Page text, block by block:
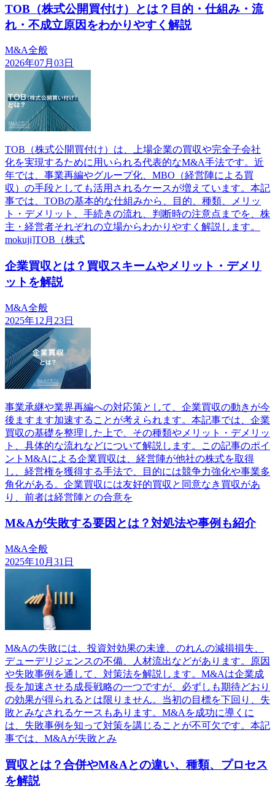
TOB（株式公開買付け）とは？目的・仕組み・流
れ・不成立原因をわかりやすく解説
M&A全般
2026年07月03日
TOB（株式公開買付け）は、上場企業の買収や完全子会社
化を実現するために用いられる代表的なM&A手法です。近
年では、事業再編やグループ化、MBO（経営陣による買
収）の手段としても活用されるケースが増えています。本記
事では、TOBの基本的な仕組みから、目的、種類、メリッ
ト・デメリット、手続きの流れ、判断時の注意点までを、株
主・経営者それぞれの立場からわかりやすく解説します。
mokuji]TOB（株式
企業買収とは？買収スキームやメリット・デメリ
ットを解説
M&A全般
2025年12月23日
事業承継や業界再編への対応策として、企業買収の動きが今
後ますます加速することが考えられます。本記事では、企業
買収の基礎を整理した上で、その種類やメリット・デメリッ
ト、具体的な流れなどについて解説します。この記事のポイ
ントM&Aによる企業買収は、経営陣が他社の株式を取得
し、経営権を獲得する手法で、目的には競争力強化や事業多
角化がある。企業買収には友好的買収と同意なき買収があ
り、前者は経営陣との合意を
M&Aが失敗する要因とは？対処法や事例も紹介
M&A全般
2025年10月31日
M&Aの失敗には、投資対効果の未達、のれんの減損損失、
デューデリジェンスの不備、人材流出などがあります。原因
や失敗事例を通して、対策法を解説します。M&Aは企業成
長を加速させる成長戦略の一つですが、必ずしも期待どおり
の効果が得られるとは限りません。当初の目標を下回り、失
敗とみなされるケースもあります。M&Aを成功に導くに
は、失敗事例を知って対策を講じることが不可欠です。本記
事では、M&Aが失敗とみ
買収とは？合併やM&Aとの違い、種類、プロセス
を解説